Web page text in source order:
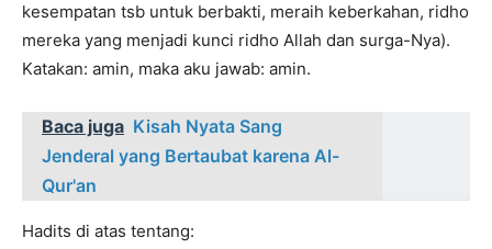
kesempatan tsb untuk berbakti, meraih keberkahan, ridho
mereka yang menjadi kunci ridho Allah dan surga-Nya).
Katakan: amin, maka aku jawab: amin.
Baca juga Kisah Nyata Sang
Jenderal yang Bertaubat karena Al-
Qur'an
Hadits di atas tentang: